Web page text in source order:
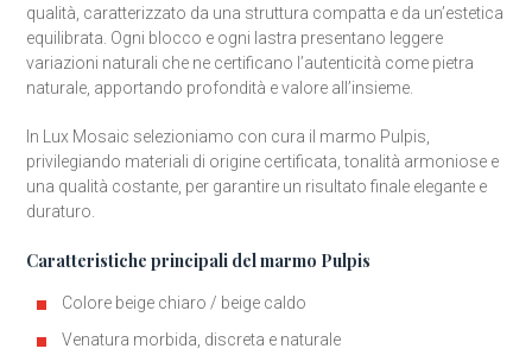
qualità, caratterizzato da una struttura compatta e da un’estetica
equilibrata. Ogni blocco e ogni lastra presentano leggere
variazioni naturali che ne certificano l’autenticità come pietra
naturale, apportando profondità e valore all’insieme.
In Lux Mosaic selezioniamo con cura il marmo Pulpis,
privilegiando materiali di origine certificata, tonalità armoniose e
una qualità costante, per garantire un risultato finale elegante e
duraturo.
Caratteristiche principali del marmo Pulpis
Colore beige chiaro / beige caldo
Venatura morbida, discreta e naturale